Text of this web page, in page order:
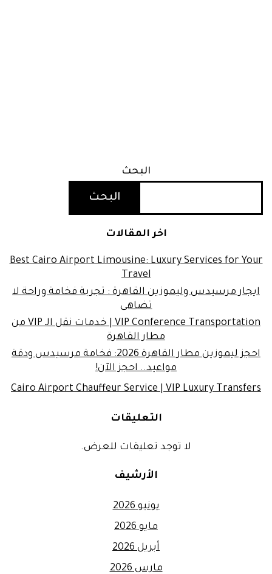
البحث
البحث
اخر المقالات
Best Cairo Airport Limousine: Luxury Services for Your
Travel
ايجار مرسيدس وليموزين القاهرة : تجربة فخامة وراحة لا
تضاهى
VIP Conference Transportation | خدمات نقل الـ VIP من
مطار القاهرة
احجز ليموزين مطار القاهرة 2026: فخامة مرسيدس ودقة
مواعيد.. احجز الآن!
Cairo Airport Chauffeur Service | VIP Luxury Transfers
التعليقات
لا توجد تعليقات للعرض.
الأرشيف
يونيو 2026
مايو 2026
أبريل 2026
مارس 2026